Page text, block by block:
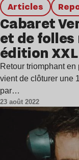
Articles
Cabaret
et de
édition XXL
Retour triomphant
vient de clôturer une
par…
23 août 2022